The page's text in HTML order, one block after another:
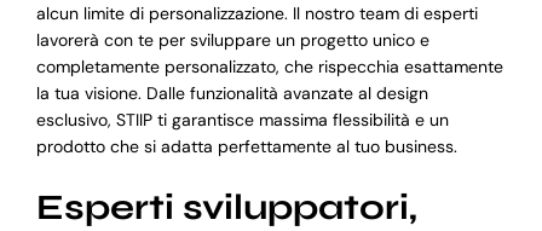
alcun limite di personalizzazione. Il nostro team di esperti
lavorerà con te per sviluppare un progetto unico e
completamente personalizzato, che rispecchia esattamente
la tua visione. Dalle funzionalità avanzate al design
esclusivo, STIIP ti garantisce massima flessibilità e un
prodotto che si adatta perfettamente al tuo business.
Esperti sviluppatori,